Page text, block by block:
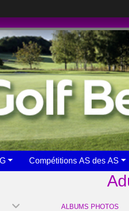
Compétitions AS des AS
ALBUMS PHOTOS